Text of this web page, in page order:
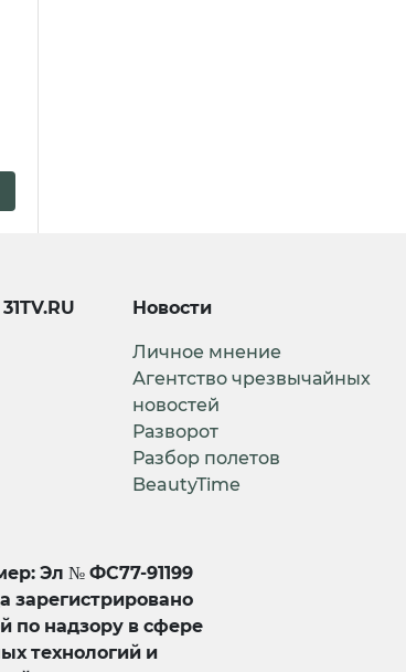
31TV.RU Новости
Личное мнение
Агентство чрезвычайных
новостей
Разворот
Разбор полетов
BeautyTime
Эл № ФС77-91199
зарегистрировано
по надзору в сфере
технологий и